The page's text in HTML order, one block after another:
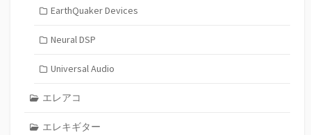
EarthQuaker Devices
Neural DSP
Universal Audio
エレアコ
エレキギター